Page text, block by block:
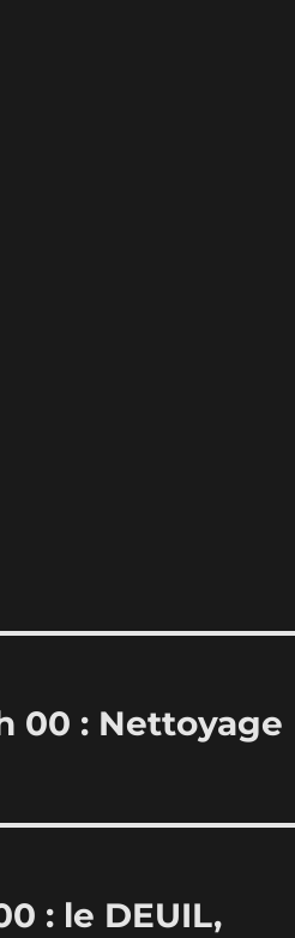
00 : Nettoyage
: le DEUIL,